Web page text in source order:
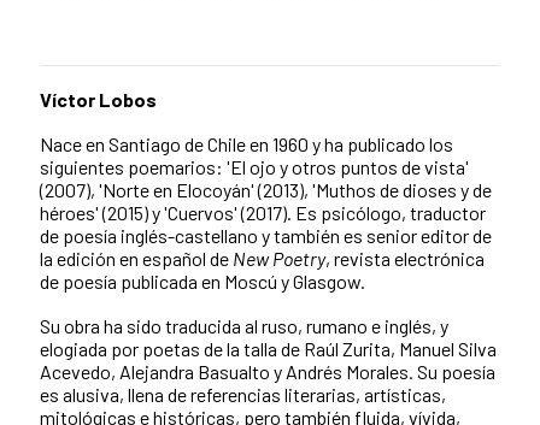
Víctor Lobos
Nace en Santiago de Chile en 1960 y ha publicado los
siguientes poemarios: 'El ojo y otros puntos de vista'
(2007), 'Norte en Elocoyán' (2013), 'Muthos de dioses y de
héroes' (2015) y 'Cuervos' (2017). Es psicólogo, traductor
de poesía inglés-castellano y también es senior editor de
la edición en español de New Poetry, revista electrónica
de poesía publicada en Moscú y Glasgow.
Su obra ha sido traducida al ruso, rumano e inglés, y
elogiada por poetas de la talla de Raúl Zurita, Manuel Silva
Acevedo, Alejandra Basualto y Andrés Morales. Su poesía
es alusiva, llena de referencias literarias, artísticas,
mitológicas e históricas, pero también fluida, vívida,